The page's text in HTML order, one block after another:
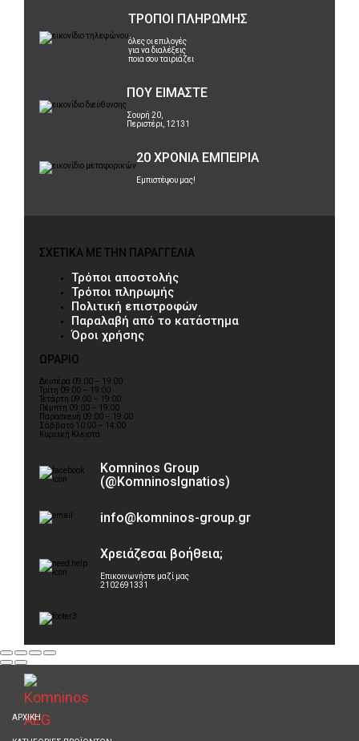
ΤΡΟΠΟΙ ΠΛΗΡΩΜΗΣ
όλες οι επιλογές
για να διαλέξεις
ποια σου ταιριάζει
ΠΟΥ ΕΙΜΑΣΤΕ
Σουρή 20,
Περιστέρι, 12131
20 ΧΡΟΝΙΑ ΕΜΠΕΙΡΙΑ
Εμπιστέψου μας!
ΣΧΕΤΙΚΑ ΜΕ ΤΗΝ ΠΑΡΑΓΓΕΛΙΑ
Τρόποι αποστολής
Τρόποι πληρωμής
Πολιτική επιστροφών
Παραλαβή από το κατάστημα
Όροι χρήσης
ΩΡΑΡΙΟ
Δευτέρα 09:00 – 19:00
Τρίτη 09:00 – 19:00
Τετάρτη 09:00 – 19:00
Πέμπτη 09:00 – 19:00
Παρασκευή 09:00 – 19:00
Σάββατο 10:00 – 14:00
Κυριακή Κλειστά
Komninos Group
(@KomninosIgnatios)
info@komninos-group.gr
Χρειάζεσαι βοήθεια;
Επικοινωνήστε μαζί μας
2102691331
ΑΡΧΙΚΗ